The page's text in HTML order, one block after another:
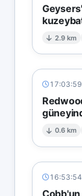
2.9 km
17:03:59
0.6 km
16:53:54
Cobb'un